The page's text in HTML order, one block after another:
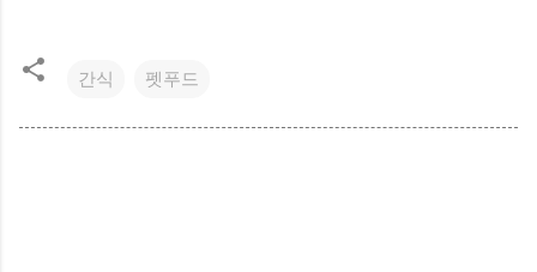
간식 펫푸드